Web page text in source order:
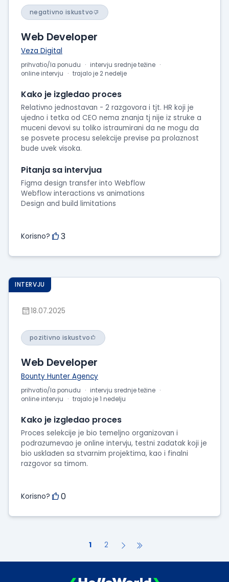
negativno iskustvo
Web Developer
Veza Digital
prihvatio/la ponudu
intervju srednje težine
online intervju
trajalo je 2 nedelje
Kako je izgledao proces
Relativno jednostavan - 2 razgovora i tjt. HR koji je
ujedno i tetka od CEO nema znanja tj nije iz struke a
muceni devovi su toliko istraumirani da ne mogu da
se posvete procesu selekcije previse pa prolaznost
bude uvek visoka.
Pitanja sa intervjua
Figma design transfer into Webflow
Webflow interactions vs animations
Design and build limitations
Korisno? 3
INTERVJU
18.07.2025
pozitivno iskustvo
Web Developer
Bounty Hunter Agency
prihvatio/la ponudu
intervju srednje težine
online intervju
trajalo je 1 nedelju
Kako je izgledao proces
Proces selekcije je bio temeljno organizovan i
podrazumevao je online intervju, testni zadatak koji je
bio usklađen sa stvarnim projektima, kao i finalni
razgovor sa timom.
Korisno? 0
1 2